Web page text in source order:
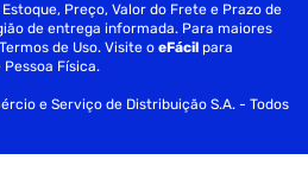
Preço, Valor do Frete e Prazo de
de entrega informada. Para maiores
de Uso. Visite oeFácil para
Física.
e Serviço de Distribuição S.A. - Todos